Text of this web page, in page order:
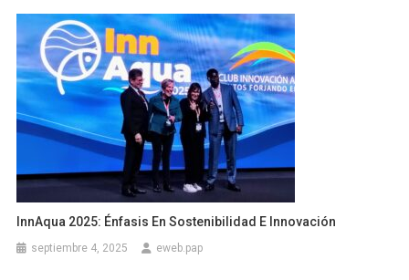
InnAqua 2025: Énfasis En Sostenibilidad E Innovación
septiembre 4, 2025 eweb.pap